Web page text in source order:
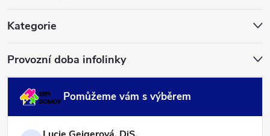
Kategorie
Provozní doba infolinky
Pomůžeme vám s výběrem